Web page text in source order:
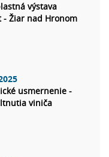
výstava
- Žiar nad Hronom
usmernenie -
viniča